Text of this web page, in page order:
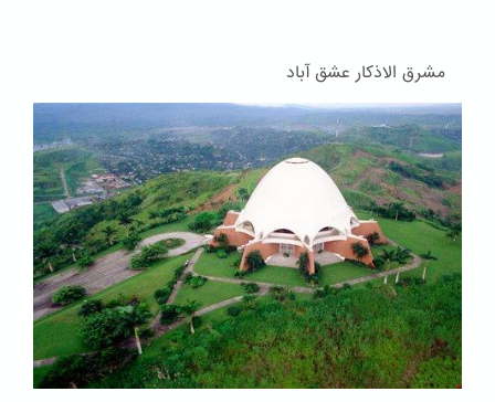
مشرق الاذکار عشق آباد